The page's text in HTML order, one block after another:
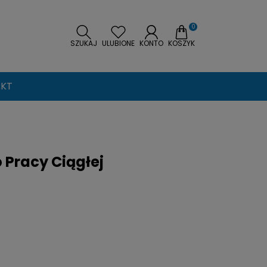
SZUKAJ ULUBIONE KONTO KOSZYK
0
Ciągłej